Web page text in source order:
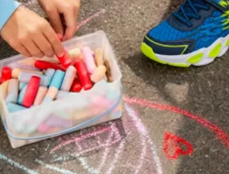
la guida
PittaRosso
Back to School 2026: la
rientro a scuola
Donna